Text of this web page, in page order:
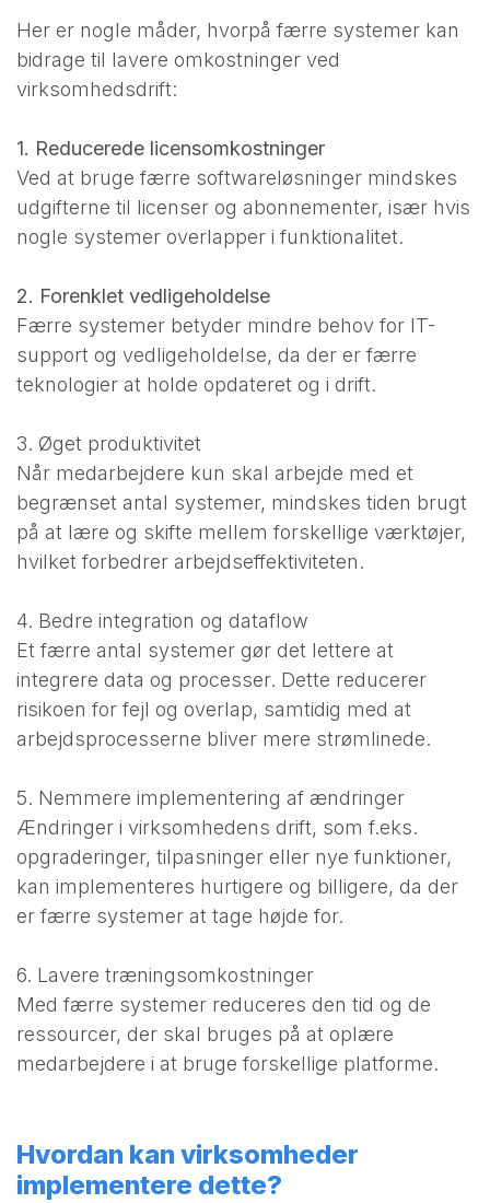
Her er nogle måder, hvorpå færre systemer kan
bidrage til lavere omkostninger ved
virksomhedsdrift:
1. Reducerede licensomkostninger
Ved at bruge færre softwareløsninger mindskes
udgifterne til licenser og abonnementer, især hvis
nogle systemer overlapper i funktionalitet.
2. Forenklet vedligeholdelse
Færre systemer betyder mindre behov for IT-
support og vedligeholdelse, da der er færre
teknologier at holde opdateret og i drift.
3. Øget produktivitet
Når medarbejdere kun skal arbejde med et
begrænset antal systemer, mindskes tiden brugt
på at lære og skifte mellem forskellige værktøjer,
hvilket forbedrer arbejdseffektiviteten.
4. Bedre integration og dataflow
Et færre antal systemer gør det lettere at
integrere data og processer. Dette reducerer
risikoen for fejl og overlap, samtidig med at
arbejdsprocesserne bliver mere strømlinede.
5. Nemmere implementering af ændringer
Ændringer i virksomhedens drift, som f.eks.
opgraderinger, tilpasninger eller nye funktioner,
kan implementeres hurtigere og billigere, da der
er færre systemer at tage højde for.
6. Lavere træningsomkostninger
Med færre systemer reduceres den tid og de
ressourcer, der skal bruges på at oplære
medarbejdere i at bruge forskellige platforme.
Hvordan kan virksomheder
implementere dette?